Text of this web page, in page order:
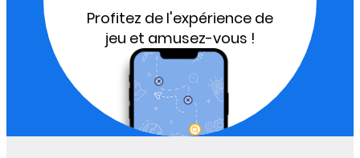
Profitez de l'expérience de
jeu et amusez-vous !